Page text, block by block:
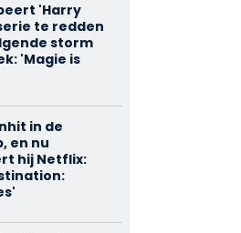
'Harry
te redden
storm
'Magie is
in de
en nu
hij Netflix: